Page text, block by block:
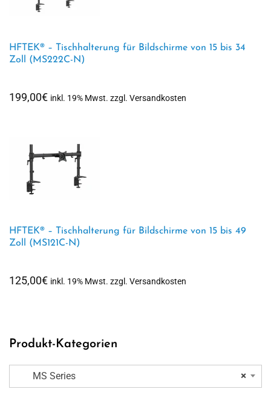
HFTEK® – Tischhalterung für Bildschirme von 15 bis 34
Zoll (MS222C-N)
199,00€ inkl. 19% Mwst. zzgl. Versandkosten
HFTEK® – Tischhalterung für Bildschirme von 15 bis 49
Zoll (MS121C-N)
125,00€ inkl. 19% Mwst. zzgl. Versandkosten
Produkt-Kategorien
×
MS Series